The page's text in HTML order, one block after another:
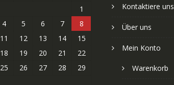
1
4 5 6 7
8
11 12 13 14
15
18 19 20 21
22
25 26 27 28
29
Kontaktiere uns
Über uns
Mein Konto
Warenkorb